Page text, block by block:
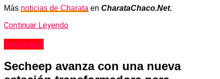
Más noticias de Charata en CharataChaco.Net.
Continuar Leyendo
Sociedad
Secheep avanza con una nueva